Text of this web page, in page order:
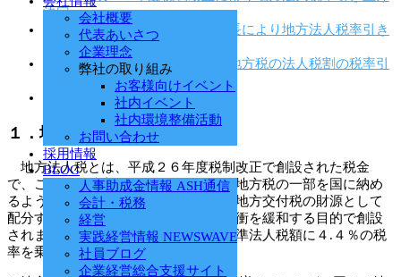
会社概要
代表あいさつ
企業理念
弊社の取り組み
お客様向けイベント
社内イベント
社内環境整備活動
お問い合わせ
採用情報
BLOG
人事助成金情報 ASH通信
会計・税務
経営
実践経営情報 NEWSWAVE
社員ブログ
企業経営総合支援サイト
決定
３．消費税率引き上げ時期延長により地方法人税率引き
上げも延長へ
４．地方法人税率引き上げと地方税の法人税割の税率引
５．まとめ
１．地方法人税とは
地方法人税とは、平成２６年度税制改正で創設された税金
で、これまで地方自治体に納めていた地方税の一部を国に納め
るよう転換し、国から各地方自治体に地方交付税の財源として
配分することによって地方財政の不均衝を緩和する目的で創設
されました。地方法人税の額は課税標準法人税額に４.４％の税
率を乗じた金額となっております。